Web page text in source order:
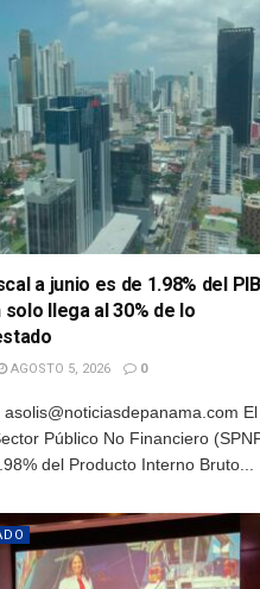
a junio es de 1.98% del
llega al 30% de lo
AGOSTO 5, 2026 0
Público No Financiero
del Producto Interno Bruto...